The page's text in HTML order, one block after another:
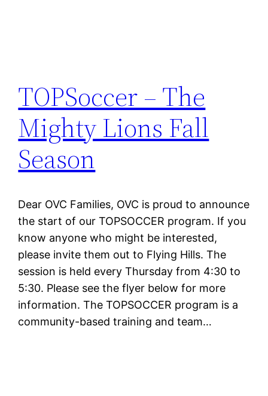
TOPSoccer – The
Mighty Lions Fall
Season
Dear OVC Families, OVC is proud to announce
the start of our TOPSOCCER program. If you
know anyone who might be interested,
please invite them out to Flying Hills. The
session is held every Thursday from 4:30 to
5:30. Please see the flyer below for more
information. The TOPSOCCER program is a
community-based training and team…